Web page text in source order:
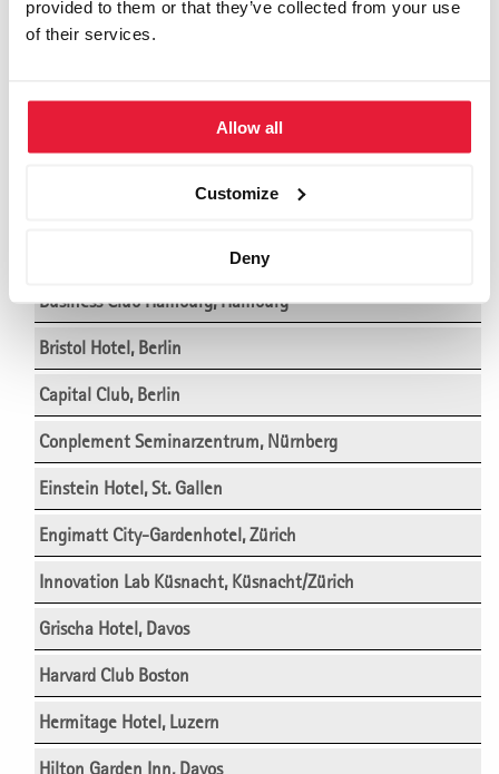
provided to them or that they’ve collected from your use
of their services.
Allow all
Customize
Deny
Ameron Hotel Abion, Berlin
Ameron Mountain Hotel Davos, Davos
Bad Horn Hotel, Horn (Bodensee)
Business Club Hamburg, Hamburg
Bristol Hotel, Berlin
Capital Club, Berlin
Conplement Seminarzentrum, Nürnberg
Einstein Hotel, St. Gallen
Engimatt City-Gardenhotel, Zürich
Innovation Lab Küsnacht, Küsnacht/Zürich
Grischa Hotel, Davos
Harvard Club Boston
Hermitage Hotel, Luzern
Hilton Garden Inn, Davos